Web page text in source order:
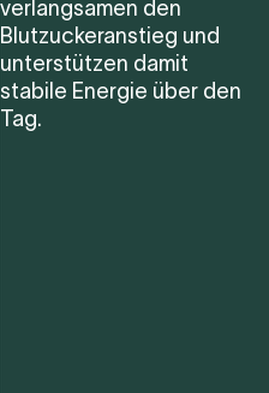
verlangsamen den
Blutzuckeranstieg und
unterstützen damit
stabile Energie über den
Tag.